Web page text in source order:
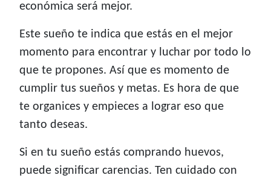
económica será mejor.
Este sueño te indica que estás en el mejor
momento para encontrar y luchar por todo lo
que te propones. Así que es momento de
cumplir tus sueños y metas. Es hora de que
te organices y empieces a lograr eso que
tanto deseas.
Si en tu sueño estás comprando huevos,
puede significar carencias. Ten cuidado con